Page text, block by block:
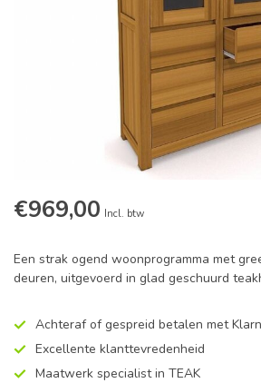
€969,00 Incl. btw
Een strak ogend woonprogramma met
deuren, uitgevoerd in glad geschuurd
Achteraf of gespreid betalen met
Excellente klanttevredenheid
Maatwerk specialist in TEAK